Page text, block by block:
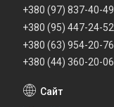
+380 (97) 837-40-49
+380 (95) 447-24-52
+380 (63) 954-20-76
+380 (44) 360-20-06